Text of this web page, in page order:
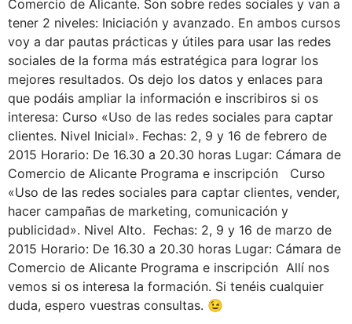
Comercio de Alicante. Son sobre redes sociales y van a
tener 2 niveles: Iniciación y avanzado. En ambos cursos
voy a dar pautas prácticas y útiles para usar las redes
sociales de la forma más estratégica para lograr los
mejores resultados. Os dejo los datos y enlaces para
que podáis ampliar la información e inscribiros si os
interesa: Curso «Uso de las redes sociales para captar
clientes. Nivel Inicial». Fechas: 2, 9 y 16 de febrero de
2015 Horario: De 16.30 a 20.30 horas Lugar: Cámara de
Comercio de Alicante Programa e inscripción Curso
«Uso de las redes sociales para captar clientes, vender,
hacer campañas de marketing, comunicación y
publicidad». Nivel Alto. Fechas: 2, 9 y 16 de marzo de
2015 Horario: De 16.30 a 20.30 horas Lugar: Cámara de
Comercio de Alicante Programa e inscripción Allí nos
vemos si os interesa la formación. Si tenéis cualquier
duda, espero vuestras consultas. 😉